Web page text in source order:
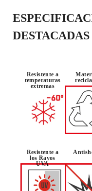
DESTACADAS
Resistente a
temperaturas
extremas
Resistente a
los Rayos
UVA